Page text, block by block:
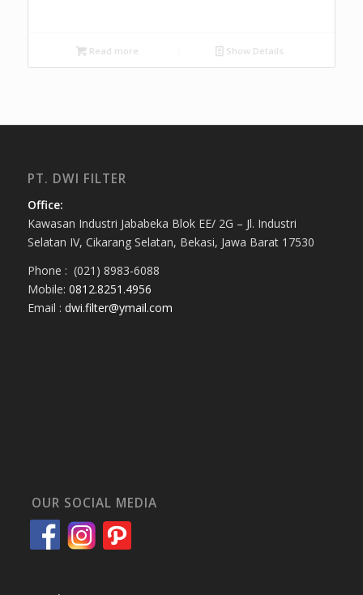
Read more Show Details
PT. DWI FILTER
Office:
Kawasan Industri Jababeka Blok EE/ 2G – Jl. Industri
Selatan IV, Cikarang Selatan, Bekasi, Jawa Barat 17530
Phone : (021) 8983-6088
Mobile: 0812.8251.4956
Email : dwi.filter@ymail.com
OUR SOCIAL MEDIA